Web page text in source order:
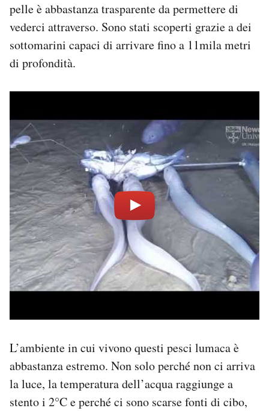
pelle è abbastanza trasparente da permettere di
vederci attraverso. Sono stati scoperti grazie a dei
sottomarini capaci di arrivare fino a 11mila metri
di profondità.
L’ambiente in cui vivono questi pesci lumaca è
abbastanza estremo. Non solo perché non ci arriva
la luce, la temperatura dell’acqua raggiunge a
stento i 2°C e perché ci sono scarse fonti di cibo,